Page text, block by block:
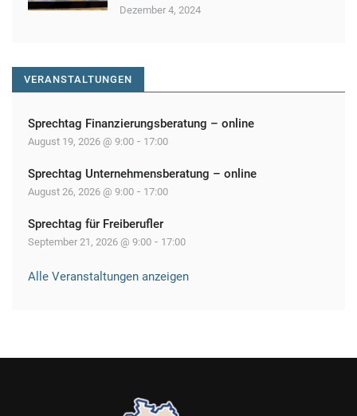
Dezember 4, 2024
VERANSTALTUNGEN
Sprechtag Finanzierungsberatung – online
August 19, 2026 @ 9:00 - 17:00
Sprechtag Unternehmensberatung – online
August 26, 2026 @ 9:00 - 17:00
Sprechtag für Freiberufler
September 21, 2026 @ 9:00 - 17:00
Alle Veranstaltungen anzeigen